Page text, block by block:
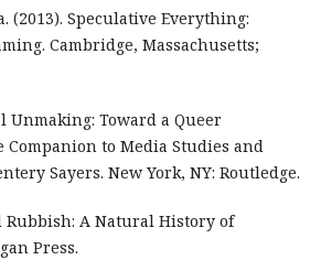
(2013). Speculative Everything:
Cambridge, Massachusetts;
Unmaking: Toward a Queer
to Media Studies and
Sayers. New York, NY: Routledge.
Rubbish: A Natural History of
Press.